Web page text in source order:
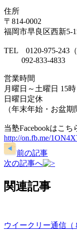
住所
〒814-0002
福岡市早良区西新5-
TEL 0120-975-243
092-833-4833
営業時間
月曜日～土曜日 15
日曜日定休
（年末年始・お盆
当塾Facebookはこち
http://on.fb.me/
前の記事
次の記事へ
関連記事
ウイークリー通信（